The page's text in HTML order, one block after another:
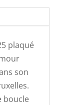
plaqué
son
boucle